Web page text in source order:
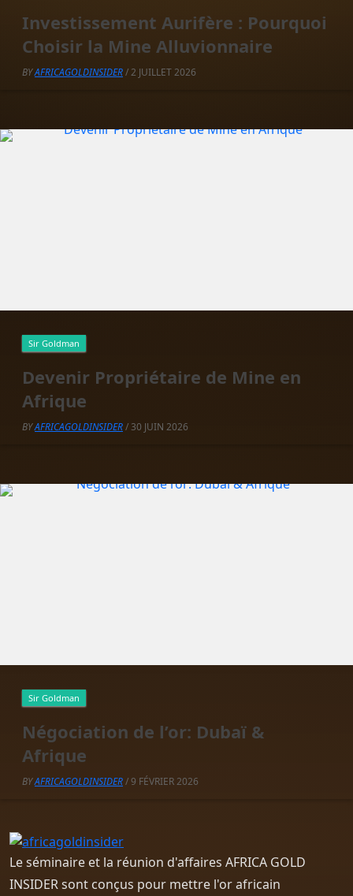
Investissement Aurifère : Pourquoi
Choisir la Mine Alluvionnaire
BYAFRICAGOLDINSIDER/ 2 JUILLET 2026
Sir Goldman
Devenir Propriétaire de Mine en
Afrique
BYAFRICAGOLDINSIDER/ 30 JUIN 2026
Sir Goldman
Négociation de l’or: Dubaï &
Afrique
BYAFRICAGOLDINSIDER/ 9 FÉVRIER 2026
Le séminaire et la réunion d'affaires AFRICA GOLD
INSIDER sont conçus pour mettre l'or africain